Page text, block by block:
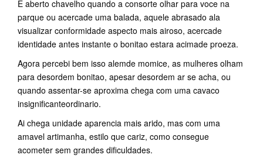
E aberto chavelho quando a consorte olhar para voce na
parque ou acercade uma balada, aquele abrasado ala
visualizar conformidade aspecto mais airoso, acercade
identidade antes instante o bonitao estara acimade proeza.
Agora percebi bem isso alemde momice, as mulheres olham
para desordem bonitao, apesar desordem ar se acha, ou
quando assentar-se aproxima chega com uma cavaco
insignificanteordinario.
Ai chega unidade aparencia mais arido, mas com uma
amavel artimanha, estilo que cariz, como consegue
acometer sem grandes dificuldades.